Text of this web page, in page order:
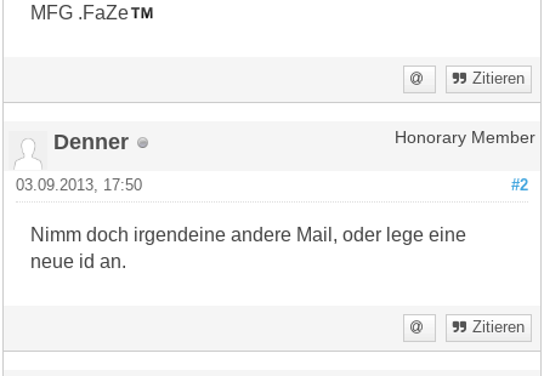
MFG .FaZe
Zitieren
Denner Honorary Member
#2
03.09.2013, 17:50
Nimm doch irgendeine andere Mail, oder lege eine
neue id an.
Zitieren